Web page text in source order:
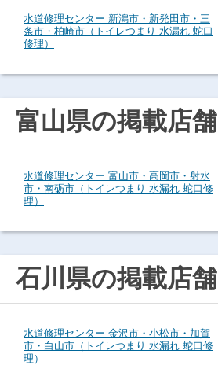
水道修理センター 新潟市・新発田市・三
条市・柏崎市（トイレつまり 水漏れ 蛇口
修理）
富山県の掲載店舗
水道修理センター 富山市・高岡市・射水
市・南砺市（トイレつまり 水漏れ 蛇口修
理）
石川県の掲載店舗
水道修理センター 金沢市・小松市・加賀
市・白山市（トイレつまり 水漏れ 蛇口修
理）